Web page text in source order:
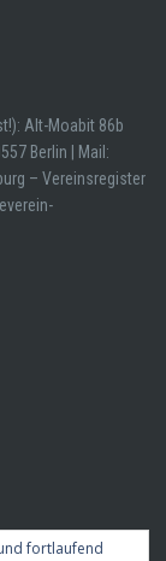
Alt-Moabit 86b
Berlin | Mail:
– Vereinsregister
fortlaufend